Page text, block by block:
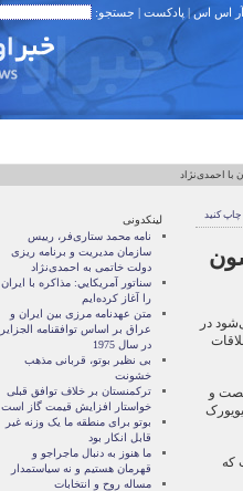
آر اس اس| پادکست | جستجو:
با احمدی‌نژاد
چاپ کنید
در
و
که
لینکدونی
نامه محمد ستاری‌فر، رییس
سازمان مدیریت و برنامه ریزی
دولت خاتمی به احمدی‌نژاد
سناتور آمريکايي: مذاکره با ايران
را آغاز کرده‌ايم
متن عهدنامه مرزى بين ايران و
عراق بر اساس توافقنامه الجزاير
در سال 1975
بی نظیر بوتو، قربانی مذهب
خشونت
ترکمنستان بر خلاف توافق قبلی
خواستار افزایش قیمت گاز است
بوتو برای منطقه ما یک وزنه غیر
قابل انکار بود
ما هنوز به دنبال ماجراجو و
قهرمان هستيم و نه سياستمدار
مساله روح و انتخابات